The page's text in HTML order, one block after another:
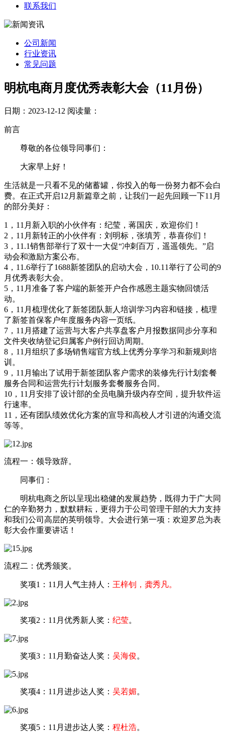
联系我们
公司新闻
行业资讯
常见问题
明杭电商月度优秀表彰大会（11月份）
日期：2023-12-12 阅读量：
前言
尊敬的各位领导同事们：
大家早上好！
生活就是一只看不见的储蓄罐，你投入的每一份努力都不会白
费。在正式开启12月新篇章之前，让我们一起先回顾一下11月
的部分美好：
1，11月新入职的小伙伴有：纪莹，蒋国庆，欢迎你们！
2，11月新转正的小伙伴有：刘明标，张填芳，恭喜你们！
3，11.1销售部举行了双十一大促“冲刺百万，遥遥领先。”启
动会和激励方案公布。
4，11.6举行了1688新签团队的启动大会，10.11举行了公司的9
月优秀表彰大会。
5，11月准备了客户端的新签开户合作感恩主题实物回馈活
动。
6，11月梳理优化了新签团队新人培训学习内容和链接，梳理
了新签首保客户年度服务内容一页纸。
7，11月搭建了运营与大客户共享盘客户月报数据同步分享和
文件夹收纳登记归属客户例行回访周期。
8，11月组织了多场销售端官方线上优秀分享学习和新规则培
训。
9，11月输出了试用于新签团队客户需求的装修先行计划套餐
服务合同和运营先行计划服务套餐服务合同。
10，11月安排了设计部的全员电脑升级内存空间，提升软件运
行速率。
11，还有团队绩效优化方案的宣导和高校人才引进的沟通交流
等等。
流程一：领导致辞。
同事们：
明杭电商之所以呈现出稳健的发展趋势，既得力于广大同
仁的辛勤努力，默默耕耘，更得力于公司管理干部的大力支持
和我们公司高层的英明领导。大会进行第一项：欢迎罗总为表
彰大会作重要讲话！
流程二：优秀颁奖。
奖项1：11月人气主持人： 王梓钊，龚秀凡。
奖项2：11月优秀新人奖： 纪莹。
奖项3：11月勤奋达人奖： 吴海俊。
奖项4：11月进步达人奖： 吴若媚。
奖项5：11月进步达人奖： 程杜浩。